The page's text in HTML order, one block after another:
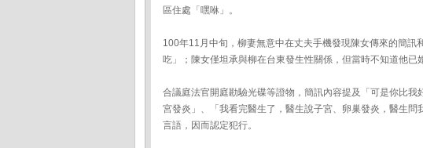
區住處「嘿咻」。
100年11月中旬，柳妻無意中在丈夫手機發現陳女傳來的簡
吃」；陳女僅坦承與柳在台東發生性關係，但當時不知道他已
合議庭法官開庭勘驗光碟等證物，簡訊內容提及「可是你比
宮發炎」、「我看完醫生了，醫生說子宮、卵巢發炎，醫生
言語，因而認定犯行。